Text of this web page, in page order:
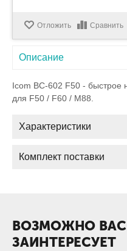
Отложить Сравнить
Описание
Icom BC-602 F50 - быстрое
для F50 / F60 / M88.
Характеристики
Комплект поставки
ВОЗМОЖНО
ЗАИНТЕРЕСУЕТ